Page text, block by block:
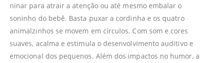
ninar para atrair a atenção ou até mesmo embalar o
soninho do bebê. Basta puxar a cordinha e os quatro
animalzinhos se movem em círculos. Com som e cores
suaves, acalma e estimula o desenvolvimento auditivo e
emocional dos pequenos. Além dos impactos no humor, a